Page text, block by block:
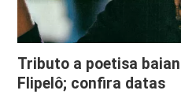
Tributo a poetisa
Flipelô; confira datas